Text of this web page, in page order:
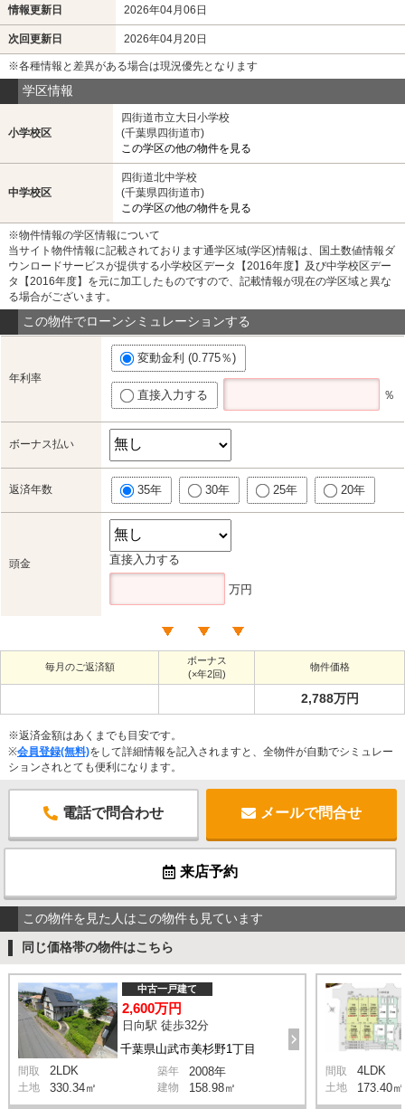
情報更新日 2026年04月06日
次回更新日 2026年04月20日
※各種情報と差異がある場合は現況優先となります
学区情報
小学校区
四街道市立大日小学校
(千葉県四街道市)
この学区の他の物件を見る
中学校区
四街道北中学校
(千葉県四街道市)
この学区の他の物件を見る
※物件情報の学区情報について
当サイト物件情報に記載されております通学区域(学区)情報は、国土数値情報ダ
ウンロードサービスが提供する小学校区データ【2016年度】及び中学校区デー
タ【2016年度】を元に加工したものですので、記載情報が現在の学区域と異な
る場合がございます。
この物件でローンシミュレーションする
年利率
変動金利 (0.775％)
直接入力する ％
ボーナス払い
返済年数 35年 30年 25年 20年
頭金 直接入力する
万円
毎月のご返済額
ボーナス
(×年2回)
物件価格
2,788万円
※返済金額はあくまでも目安です。
※会員登録(無料)をして詳細情報を記入されますと、全物件が自動でシミュレー
ションされとても便利になります。
電話で問合わせ メールで問合せ
来店予約
この物件を見た人はこの物件も見ています
同じ価格帯の物件はこちら
千葉県山武市美杉野1丁目
中古一戸建て
2,600万円
日向駅 徒歩32分
間取 2LDK 築年 2008年
土地 330.34㎡ 建物 158.98㎡
間取 4LDK
土地 173.40㎡